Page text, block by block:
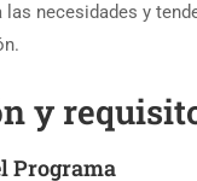
las necesidades y
y
Programa